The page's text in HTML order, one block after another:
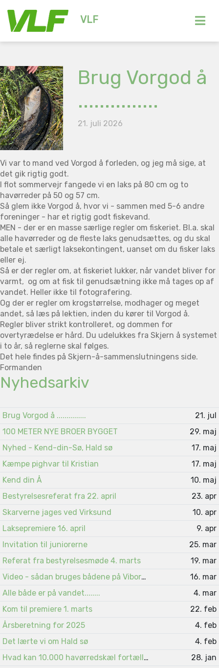
VLF
Brug Vorgod å
...............
21. juli 2026
Vi var to mand ved Vorgod å forleden, og jeg må sige, at
det gik rigtig godt.
I flot sommervejr fangede vi en laks på 80 cm og to
havørreder på 50 og 57 cm.
Så glem ikke Vorgod å, hvor vi - sammen med 5-6 andre
foreninger - har et rigtig godt fiskevand.
MEN - der er en masse særlige regler om fiskeriet. Bl.a. skal
alle havørreder og de fleste laks genudsættes, og du skal
betale et særligt laksekontingent, uanset om du fisker laks
eller ej.
Så er der regler om, at fiskeriet lukker, når vandet bliver for
varmt, og om at fisk til genudsætning ikke må tages op af
vandet. Heller ikke til fotografering.
Og der er regler om krogstørrelse, modhager og meget
andet, så læs på lektien, inden du kører til Vorgod å.
Regler bliver strikt kontrolleret, og dommen for
overtyrædelse er hård. Du udelukkes fra Skjern å systemet
i to år, så reglerne skal følges.
Det hele findes på Skjern-å-sammenslutningens side.
Formanden
Nyhedsarkiv
Brug Vorgod å ...............
21. jul
100 METER NYE BROER BYGGET
29. maj
Nyhed - Kend-din-Sø, Hald sø
17. maj
Kæmpe pighvar til Kristian
17. maj
Kend din Å
10. maj
Bestyrelsesreferat fra 22. april
23. apr
Skarverne jages ved Virksund
10. apr
Laksepremiere 16. april
9. apr
Invitation til juniorerne
25. mar
Referat fra bestyrelsesmøde 4. marts
19. mar
Video - sådan bruges bådene på Viborgsøerne
16. mar
Alle både er på vandet........
4. mar
Kom til premiere 1. marts
22. feb
Årsberetning for 2025
4. feb
Det lærte vi om Hald sø
4. feb
Hvad kan 10.000 havørredskæl fortælle ?
28. jan